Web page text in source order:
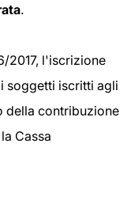
.
2017, l'iscrizione
soggetti iscritti agli
della contribuzione
Cassa